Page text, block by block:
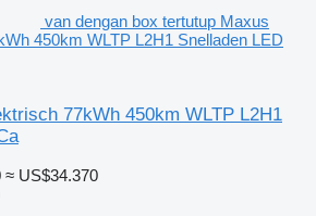
van dengan box tertutup Maxus
450km WLTP L2H1 Snelladen LED
77kWh 450km WLTP L2H1
≈ US$34.370